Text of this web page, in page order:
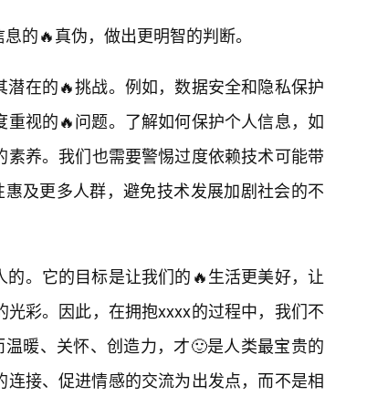
的🔥真伪，做出更明智的判断。
在的🔥挑战。例如，数据安全和隐私保护
视的🔥问题。了解如何保护个人信息，如
养。我们也需要警惕过度依赖技术可能带
及更多人群，避免技术发展加剧社会的不
。它的目标是让我们的🔥生活更美好，让
彩。因此，在拥抱xxxx的过程中，我们不
暖、关怀、创造力，才🙂是人类最宝贵的
接、促进情感的交流为出发点，而不是相